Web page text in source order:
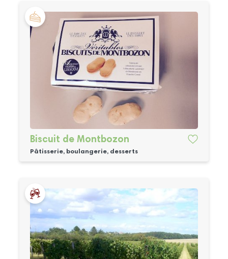
Biscuit de Montbozon
Pâtisserie, boulangerie, desserts